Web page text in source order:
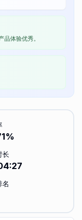
体验优秀。
%
长
名